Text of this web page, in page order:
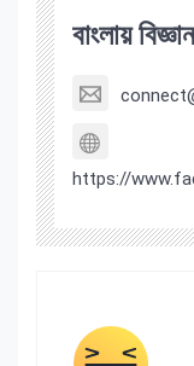
বাংলায়
https://